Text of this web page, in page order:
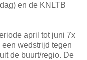
en de KNLTB
april tot juni 7x
een wedstrijd tegen
de buurt/regio. De